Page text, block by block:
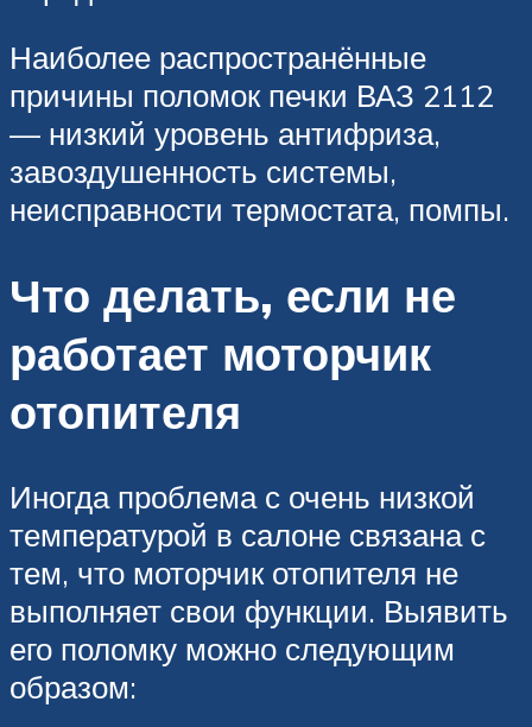
Наиболее распространённые
причины поломок печки ВАЗ 2112
— низкий уровень антифриза,
завоздушенность системы,
неисправности термостата, помпы.
Что делать, если не
работает моторчик
отопителя
Иногда проблема с очень низкой
температурой в салоне связана с
тем, что моторчик отопителя не
выполняет свои функции. Выявить
его поломку можно следующим
образом: